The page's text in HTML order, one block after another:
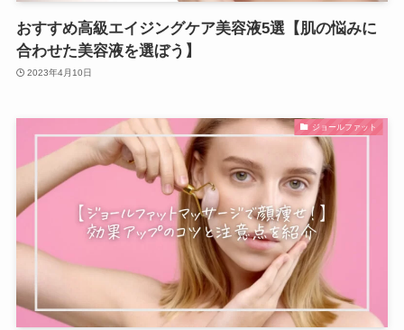
おすすめ高級エイジングケア美容液5選【肌の悩みに
合わせた美容液を選ぼう】
2023年4月10日
ジョールファット